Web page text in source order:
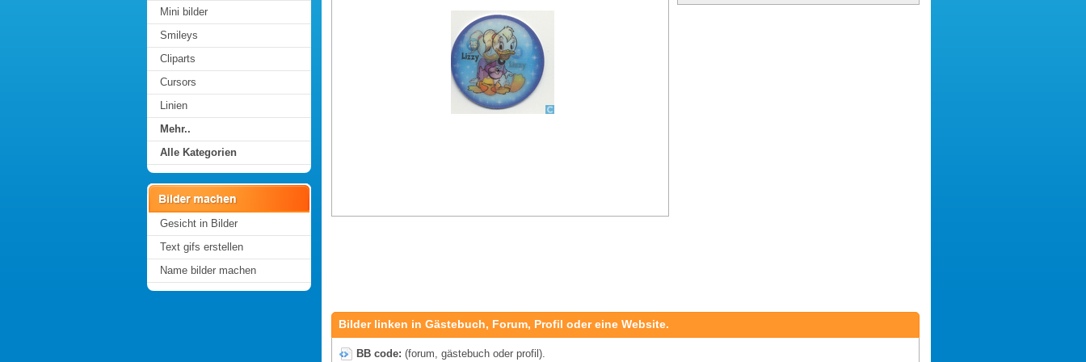
Mini bilder
Smileys
Cliparts
Cursors
Linien
Mehr..
Alle Kategorien
Gesicht in Bilder
Text gifs erstellen
Name bilder machen
Bilder linken in Gästebuch, Forum, Profil oder eine Website.
BB code: (forum, gästebuch oder profil).